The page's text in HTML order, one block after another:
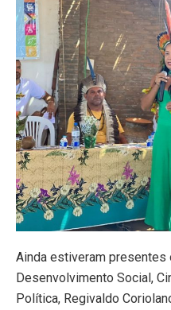
Ainda estiveram
Desenvolvimento Social,
Política, Regivaldo